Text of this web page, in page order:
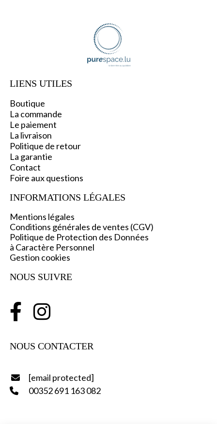
LIENS UTILES
Boutique
La commande
Le paiement
La livraison
Politique de retour
La garantie
Contact
Foire aux questions
INFORMATIONS LÉGALES
Mentions légales
Conditions générales de ventes (CGV)
Politique de Protection des Données
à Caractère Personnel
Gestion cookies
NOUS SUIVRE
 
NOUS CONTACTER
 [email protected]
 00352 691 163 082